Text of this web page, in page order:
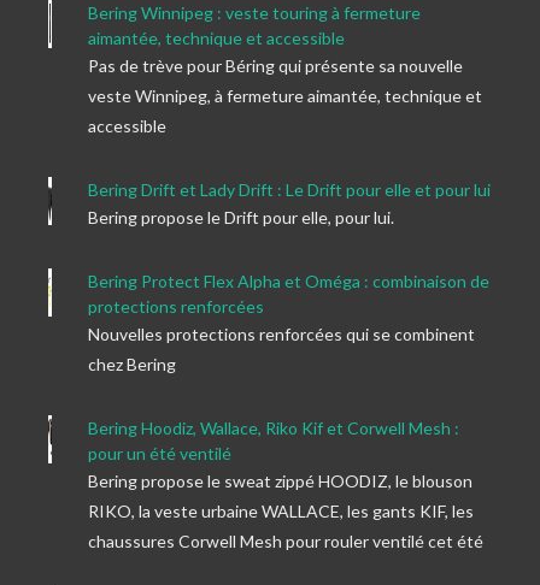
Bering Winnipeg : veste touring à fermeture
aimantée, technique et accessible
Pas de trève pour Béring qui présente sa nouvelle
veste Winnipeg, à fermeture aimantée, technique et
accessible
Bering Drift et Lady Drift : Le Drift pour elle et pour lui
Bering propose le Drift pour elle, pour lui.
Bering Protect Flex Alpha et Oméga : combinaison de
protections renforcées
Nouvelles protections renforcées qui se combinent
chez Bering
Bering Hoodiz, Wallace, Riko Kif et Corwell Mesh :
pour un été ventilé
Bering propose le sweat zippé HOODIZ, le blouson
RIKO, la veste urbaine WALLACE, les gants KIF, les
chaussures Corwell Mesh pour rouler ventilé cet été